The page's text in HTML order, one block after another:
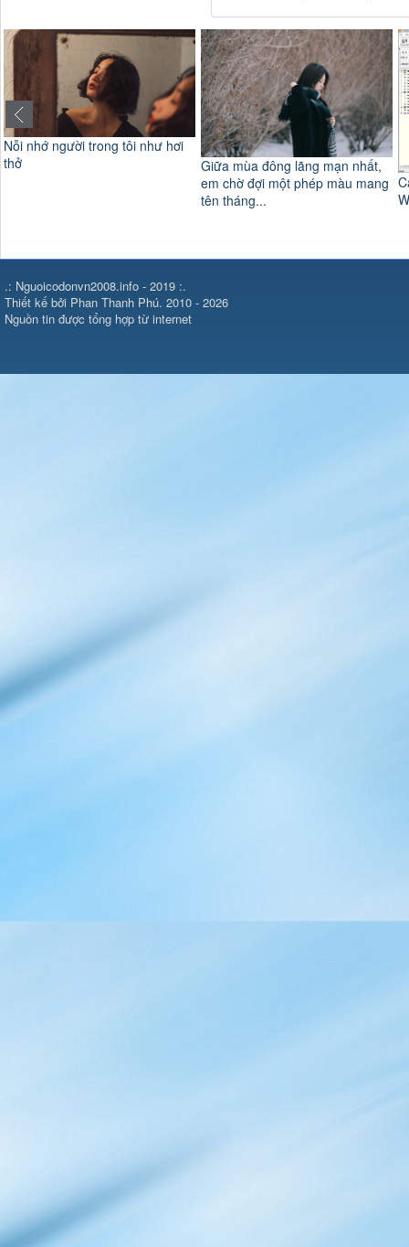
Nỗi nhớ người trong tôi như hơi
thở
Giữa mùa đông lãng mạn nhất,
em chờ đợi một phép màu mang
tên tháng...
.: Nguoicodonvn2008.info - 2019 :.
Thiết kế bởi Phan Thanh Phú. 2010 - 2026
Nguồn tin được tổng hợp từ internet